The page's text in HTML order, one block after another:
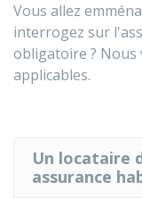
Vous allez
interrogez sur
obligatoire ? Nous
applicables.
Un locataire
assurance